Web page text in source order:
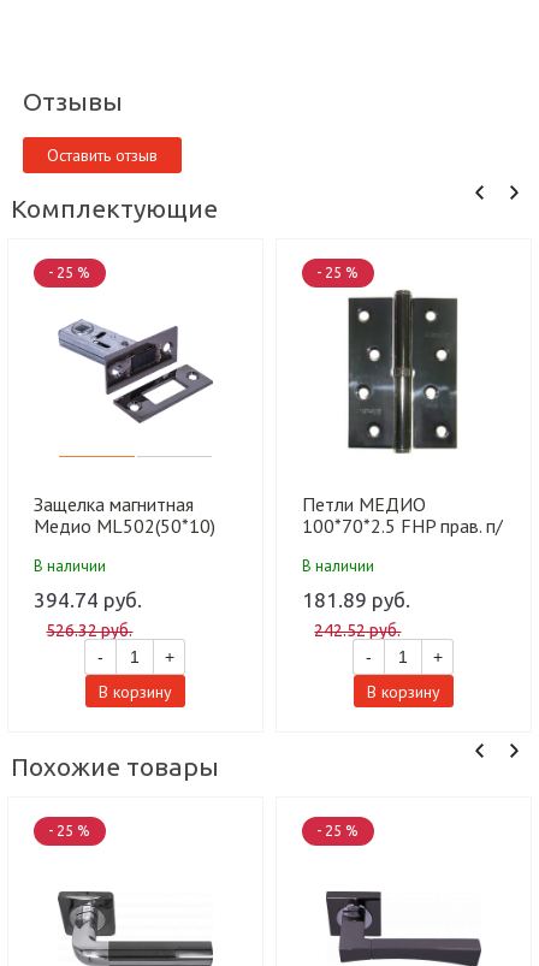
Отзывы
Оставить отзыв
Комплектующие
- 25 %
Защелка магнитная
Медио ML502(50*10)
шт)
В наличии
394.74 руб.
526.32 руб.
-
+
В корзину
- 25 %
Петли МЕДИО
100*70*2.5 FHP прав. п/
В наличии
181.89 руб.
242.52 руб.
-
+
В корзину
Похожие товары
- 25 % - 25 %